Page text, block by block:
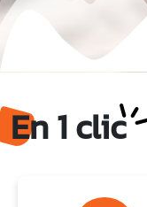
Ville du
En 1 clic